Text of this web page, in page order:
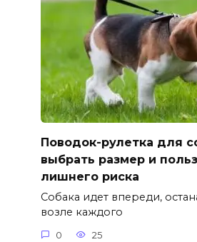
Поводок-рулетка для
выбрать размер и
лишнего риска
Собака идет впереди,
возле каждого
0 25